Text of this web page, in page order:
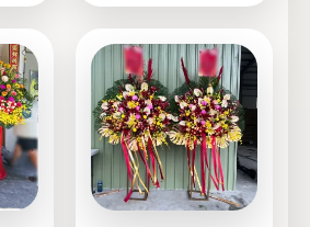
選
擇
選
項